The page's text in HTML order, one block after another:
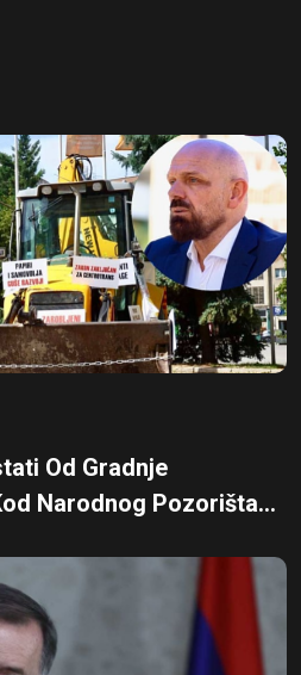
Od Gradnje
Narodnog Pozorišta...